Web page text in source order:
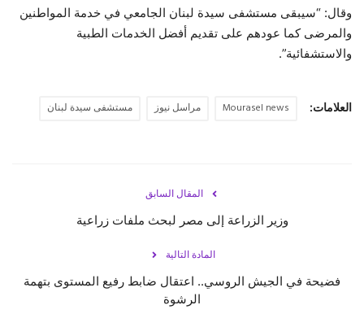
وقال: “سيبقى مستشفى سيدة لبنان الجامعي في خدمة المواطنين
والمرضى كما عودهم على تقديم أفضل الخدمات الطبية
والاستشفائية”.
العلامات: Mourasel news مراسل نيوز مستشفى سيدة لبنان
المقال السابق
وزير الزراعة إلى مصر لبحث ملفات زراعية
المادة التالية
فضيحة في الجيش الروسي.. اعتقال ضابط رفيع المستوى بتهمة
الرشوة